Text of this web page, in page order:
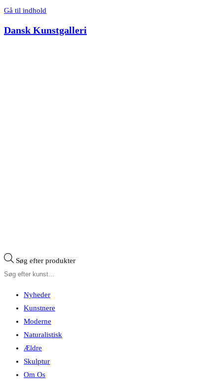
Gå til indhold
Dansk Kunstgalleri
Søg efter produkter
Nyheder
Kunstnere
Moderne
Naturalistisk
Ældre
Skulptur
Om Os